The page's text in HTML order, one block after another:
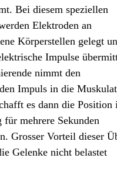
Bei diesem speziellen
Elektroden an
Körperstellen gelegt
Impulse
nimmt den
Impuls in die
es dann die Position
für mehrere Sekunden
Grosser Vorteil dieser
Gelenke nicht belastet